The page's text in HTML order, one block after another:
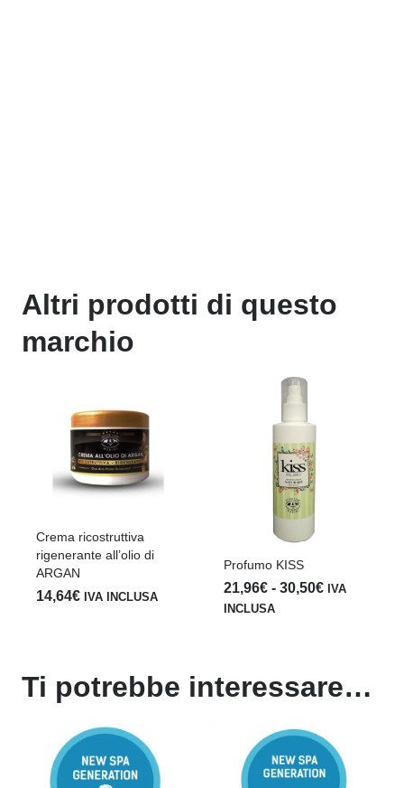
Altri prodotti di questo
marchio
Crema ricostruttiva
rigenerante all’olio di
ARGAN
14,64€ IVA INCLUSA
Profumo KISS
21,96€ - 30,50€Fascia
a
IVA
INCLUSA
Ti potrebbe interessare…